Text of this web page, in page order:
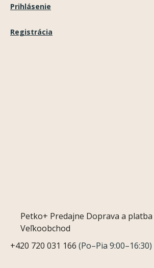
Prihlásenie
Registrácia
Petko+ Predajne Doprava a platba
Veľkoobchod
+420 720 031 166 (Po–Pia 9:00–16:30)